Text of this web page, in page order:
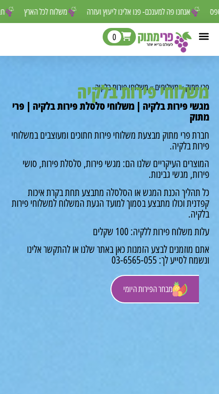
משלוח לכל הארץ אנחנו פה למענכם- פנו אלינו ליעוץ ועזרה לפספס
מבחר הפירות היומי
0
»משלוחים»משלוחי פירות בלקיה
פירות בלקיה
פירות בלקיה | משלוחי סלסלת פירות בלקיה | פרי
פרי מתוק מבצעת משלוחי פירות חתוכים ומעוצבים במשלוחי
בלקיה.
העיקריים שלנו הם: מגשי פירות, סלסלת פירות, סושי
מגשי גבינות.
הכנת המגש או הסלסלה מתבצע תחת בקרת איכות
וכולו מתבצע בסמוך למועד הגעת המשלוח למשלוחי פירות
פירות ללקיה: 100 שקלים
מוזמנים לבצע הזמנות כאן באתר שלנו או להתקשר אלינו
לך: 03-6565-055